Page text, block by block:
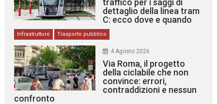
dettaglio della linea tram
C: ecco dove e quando
Infrastrutture Trasporto pubblico
4 Agosto 2026
Via Roma, il progetto
della ciclabile che non
convince: errori,
contraddizioni e nessun
confronto